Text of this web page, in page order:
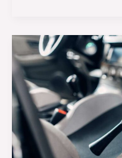
Die
besten
Produkte
für
die
Felgenreinigung